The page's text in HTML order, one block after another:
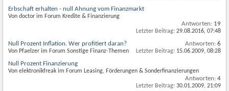
Erbschaft erhalten - null Ahnung vom Finanzmarkt
Von doctor im Forum Kredite & Finanzierung
Antworten: 19
Letzter Beitrag: 29.08.2016, 07:48
Null Prozent Inflation. Wer profitiert daran?
Von Pfaelzer im Forum Sonstige Finanz-Themen
Antworten: 6
Letzter Beitrag: 15.06.2009, 08:28
Null Prozent Finanzierung
Von elektronikfreak im Forum Leasing, Förderungen & Sonderfinanzierungen
Antworten: 4
Letzter Beitrag: 30.01.2009, 21:09